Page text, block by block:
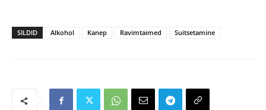
SILDID Alkohol Kanep Ravimtaimed Suitsetamine